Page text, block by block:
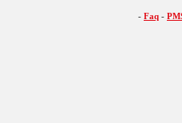
- Faq -